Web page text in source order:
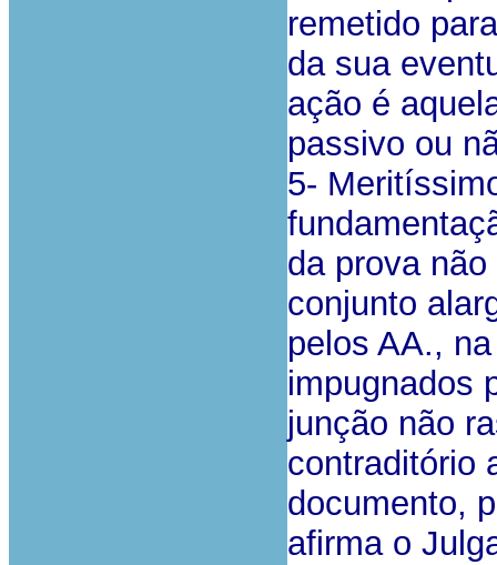
remetido
da sua
ação é
passivo ou
5-
da prova
conjunto
pelos AA.,
impugnados
junção não
contraditório
documento,
afirma o